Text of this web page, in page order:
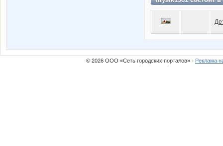
© 2026 ООО «Сеть городских порталов» · Реклама